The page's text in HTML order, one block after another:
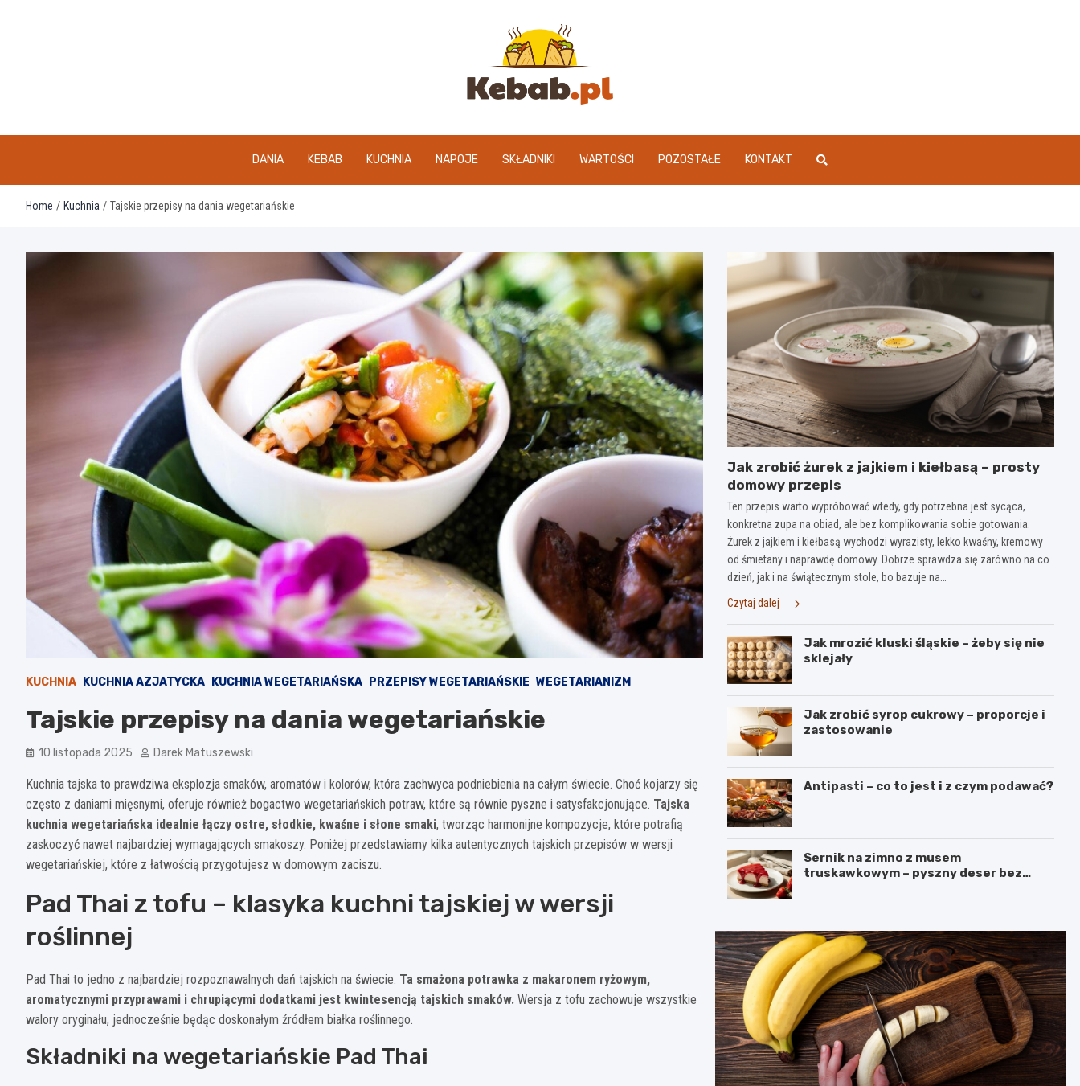
DANIA KEBAB KUCHNIA NAPOJE SKŁADNIKI WARTOŚCI POZOSTAŁE KONTAKT
Home Kuchnia Tajskie przepisy na dania wegetariańskie
KUCHNIA KUCHNIA AZJATYCKA KUCHNIA WEGETARIAŃSKA PRZEPISY WEGETARIAŃSKIE WEGETARIANIZM
Tajskie przepisy na dania wegetariańskie
10 listopada 2025 Darek Matuszewski
Kuchnia tajska to prawdziwa eksplozja smaków, aromatów i kolorów, która zachwyca podniebienia na całym świecie. Choć kojarzy się
często z daniami mięsnymi, oferuje również bogactwo wegetariańskich potraw, które są równie pyszne i satysfakcjonujące. Tajska
kuchnia wegetariańska idealnie łączy ostre, słodkie, kwaśne i słone smaki, tworząc harmonijne kompozycje, które potrafią
zaskoczyć nawet najbardziej wymagających smakoszy. Poniżej przedstawiamy kilka autentycznych tajskich przepisów w wersji
wegetariańskiej, które z łatwością przygotujesz w domowym zaciszu.
Pad Thai z tofu – klasyka kuchni tajskiej w wersji
roślinnej
Pad Thai to jedno z najbardziej rozpoznawalnych dań tajskich na świecie. Ta smażona potrawka z makaronem ryżowym,
aromatycznymi przyprawami i chrupiącymi dodatkami jest kwintesencją tajskich smaków. Wersja z tofu zachowuje wszystkie
walory oryginału, jednocześnie będąc doskonałym źródłem białka roślinnego.
Składniki na wegetariańskie Pad Thai
Jak zrobić żurek z jajkiem i kiełbasą – prosty
domowy przepis
Ten przepis warto wypróbować wtedy, gdy potrzebna jest sycąca,
konkretna zupa na obiad, ale bez komplikowania sobie gotowania.
Żurek z jajkiem i kiełbasą wychodzi wyrazisty, lekko kwaśny, kremowy
od śmietany i naprawdę domowy. Dobrze sprawdza się zarówno na co
dzień, jak i na świątecznym stole, bo bazuje na…
Czytaj dalej
Jak mrozić kluski śląskie – żeby się nie
sklejały
Jak zrobić syrop cukrowy – proporcje i
zastosowanie
Antipasti – co to jest i z czym podawać?
Sernik na zimno z musem
truskawkowym – pyszny deser bez